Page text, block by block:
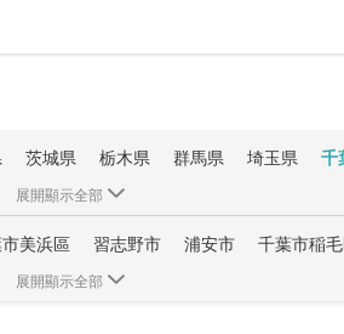
茨城県 栃木県 群馬県 埼玉県 千
三重県 滋賀県
展開顯示全部
美浜區 習志野市 浦安市 千葉市稲
區 鎌ケ谷市
展開顯示全部